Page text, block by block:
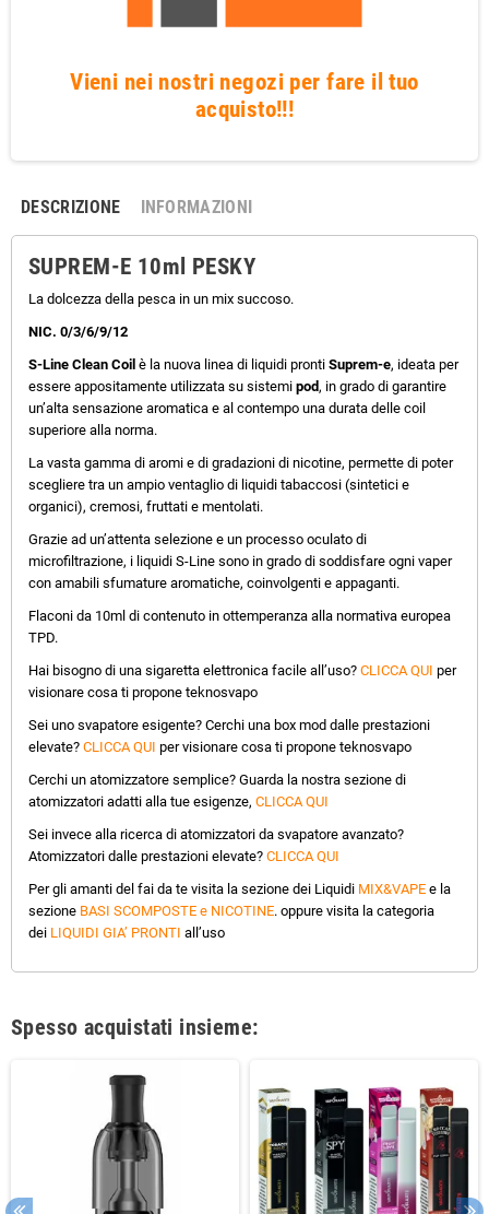
Vieni nei nostri negozi per fare il tuo
acquisto!!!
DESCRIZIONE INFORMAZIONI
SUPREM-E 10ml PESKY
La dolcezza della pesca in un mix succoso.
NIC. 0/3/6/9/12
S-Line Clean Coil è la nuova linea di liquidi pronti Suprem-e, ideata per
essere appositamente utilizzata su sistemi pod, in grado di garantire
un’alta sensazione aromatica e al contempo una durata delle coil
superiore alla norma.
La vasta gamma di aromi e di gradazioni di nicotine, permette di poter
scegliere tra un ampio ventaglio di liquidi tabaccosi (sintetici e
organici), cremosi, fruttati e mentolati.
Grazie ad un’attenta selezione e un processo oculato di
microfiltrazione, i liquidi S-Line sono in grado di soddisfare ogni vaper
con amabili sfumature aromatiche, coinvolgenti e appaganti.
Flaconi da 10ml di contenuto in ottemperanza alla normativa europea
TPD.
Hai bisogno di una sigaretta elettronica facile all’uso? CLICCA QUI per
visionare cosa ti propone teknosvapo
Sei uno svapatore esigente? Cerchi una box mod dalle prestazioni
elevate? CLICCA QUI per visionare cosa ti propone teknosvapo
Cerchi un atomizzatore semplice? Guarda la nostra sezione di
atomizzatori adatti alla tue esigenze, CLICCA QUI
Sei invece alla ricerca di atomizzatori da svapatore avanzato?
Atomizzatori dalle prestazioni elevate? CLICCA QUI
Per gli amanti del fai da te visita la sezione dei Liquidi MIX&VAPE e la
sezione BASI SCOMPOSTE e NICOTINE. oppure visita la categoria
dei LIQUIDI GIA’ PRONTI all’uso
Spesso acquistati insieme: